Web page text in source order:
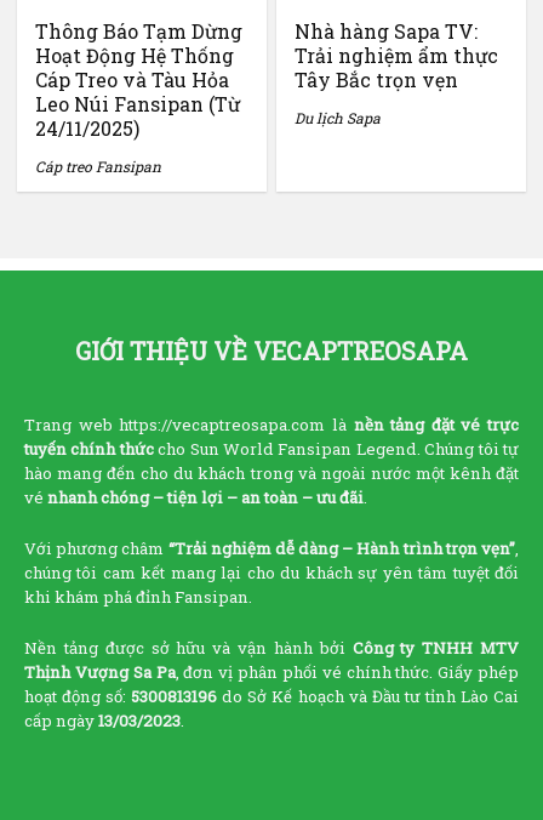
Thông Báo Tạm Dừng
Hoạt Động Hệ Thống
Cáp Treo và Tàu Hỏa
Leo Núi Fansipan (Từ
24/11/2025)
Cáp treo Fansipan
Nhà hàng Sapa TV:
Trải nghiệm ẩm thực
Tây Bắc trọn vẹn
Du lịch Sapa
GIỚI THIỆU VỀ VECAPTREOSAPA
Trang web https://vecaptreosapa.com là nền tảng đặt vé trực
tuyến chính thứccho Sun World Fansipan Legend. Chúng tôi tự
hào mang đến cho du khách trong và ngoài nước một kênh đặt
vé nhanh chóng – tiện lợi – an toàn – ưu đãi
Với phương châm “Trải nghiệm dễ dàng – Hành trình trọn vẹn”
chúng tôi cam kết mang lại cho du khách sự yên tâm tuyệt đối
khi khám phá đỉnh Fansipan.
Nền tảng được sở hữu và vận hành bởi Công ty TNHH MTV
Thịnh Vượng Sa Pa, đơn vị phân phối vé chính thức. Giấy phép
hoạt động số:5300813196 do Sở Kế hoạch và Đầu tư tỉnh Lào Cai
cấp ngày13/03/2023